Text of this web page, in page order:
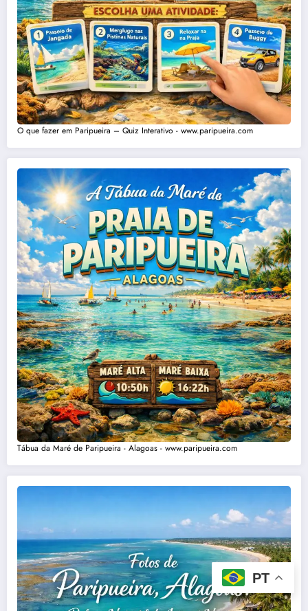
O que fazer em Paripueira – Quiz Interativo - www.paripueira.com
Tábua da Maré de Paripueira - Alagoas - www.paripueira.com
PT